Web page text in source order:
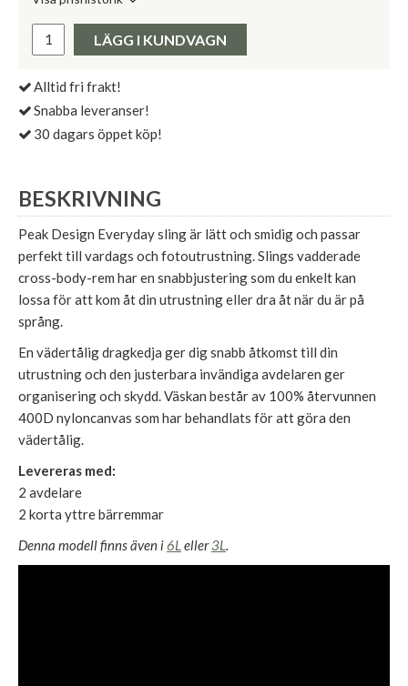
Pris:
LÄGG I KUNDVAGN
Alltid fri frakt!
Snabba leveranser!
30 dagars öppet köp!
BESKRIVNING
Peak Design Everyday sling är lätt och smidig och passar
perfekt till vardags och fotoutrustning. Slings vadderade
cross-body-rem har en snabbjustering som du enkelt kan
lossa för att kom åt din utrustning eller dra åt när du är på
språng.
En vädertålig dragkedja ger dig snabb åtkomst till din
utrustning och den justerbara invändiga avdelaren ger
organisering och skydd. Väskan består av 100% återvunnen
400D nyloncanvas som har behandlats för att göra den
vädertålig.
Levereras med:
2 avdelare
2 korta yttre bärremmar
Denna modell finns även i6L eller3L.